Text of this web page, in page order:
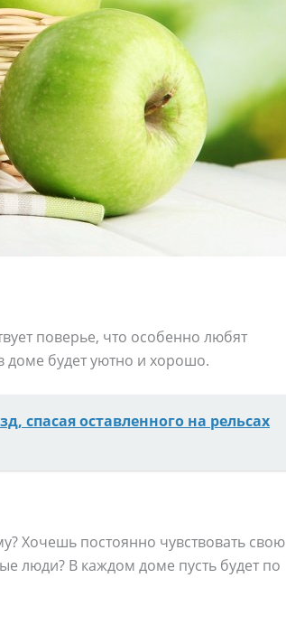
поверье, что особенно любят
доме будет уютно и хорошо.
спасая оставленного на рельсах
Хочешь постоянно чувствовать свою
люди? В каждом доме пусть будет по